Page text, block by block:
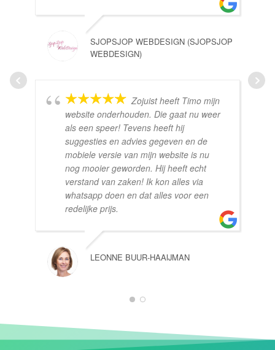
SJOPSJOP WEBDESIGN (SJOPSJOP
WEBDESIGN)
Zojuist heeft Timo mijn
website onderhouden. Die gaat nu weer
als een speer! Tevens heeft hij
suggesties en advies gegeven en de
mobiele versie van mijn website is nu
nog mooier geworden. Hij heeft echt
verstand van zaken! Ik kon alles via
whatsapp doen en dat alles voor een
redelijke prijs.
LEONNE BUUR-HAAIJMAN
1 2